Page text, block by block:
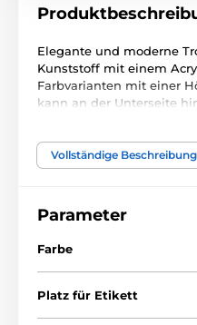
Elegante und moderne
Kunststoff mit einem
Farbvarianten mit einer
kann an der Unterseite
Tischtennis
Vollständige
Parameter
Farbe
Platz für Etikett